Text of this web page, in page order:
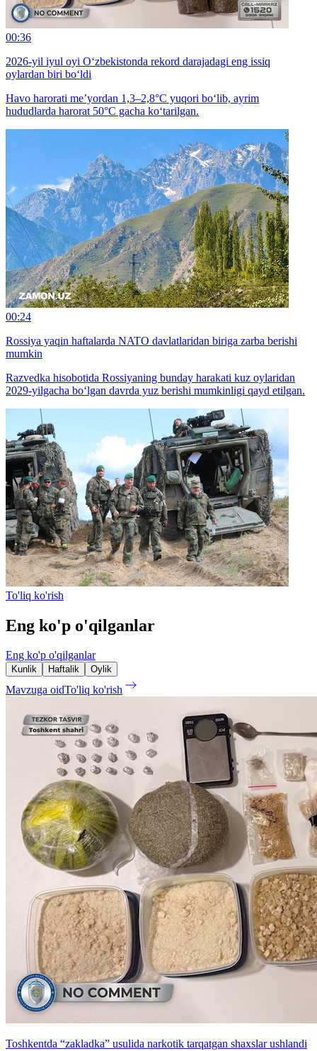
00:36
2026-yil iyul oyi O‘zbekistonda rekord darajadagi eng issiq
oylardan biri bo‘ldi
Havo harorati me’yordan 1,3–2,8°C yuqori bo‘lib, ayrim
hududlarda harorat 50°C gacha ko‘tarilgan.
00:24
Rossiya yaqin haftalarda NATO davlatlaridan biriga zarba berishi
mumkin
Razvedka hisobotida Rossiyaning bunday harakati kuz oylaridan
2029-yilgacha bo‘lgan davrda yuz berishi mumkinligi qayd etilgan.
To'liq ko'rish
Eng ko'p o'qilganlar
Eng ko'p o'qilganlar
Kunlik Haftalik Oylik
Mavzuga oidTo'liq ko'rish
Toshkentda “zakladka” usulida narkotik tarqatgan shaxslar ushlandi